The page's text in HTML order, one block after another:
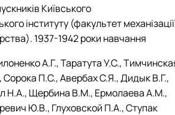
Київського
інституту (факультет механізації
1937-1942 роки навчання
А.Г., Таратута У.С.,
Сорока П.С., Авербах С.Я., Дидык В.Г.,
Н.А., Щербина В.М., Ермолаева А.М.,
Ю.В., Глуховской П.А., Ступак